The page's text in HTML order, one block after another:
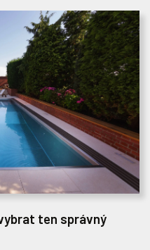
ten správný